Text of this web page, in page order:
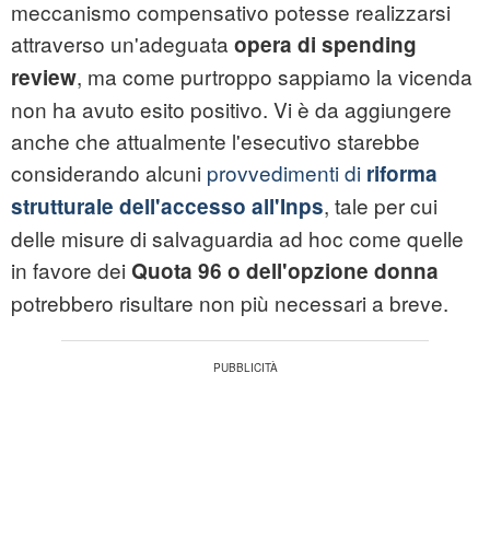
meccanismo compensativo potesse realizzarsi
attraverso un'adeguata opera di spending
review, ma come purtroppo sappiamo la vicenda
non ha avuto esito positivo. Vi è da aggiungere
anche che attualmente l'esecutivo starebbe
considerando alcuni provvedimenti di riforma
strutturale dell'accesso all'Inps, tale per cui
delle misure di salvaguardia ad hoc come quelle
in favore dei Quota 96 o dell'opzione donna
potrebbero risultare non più necessari a breve.